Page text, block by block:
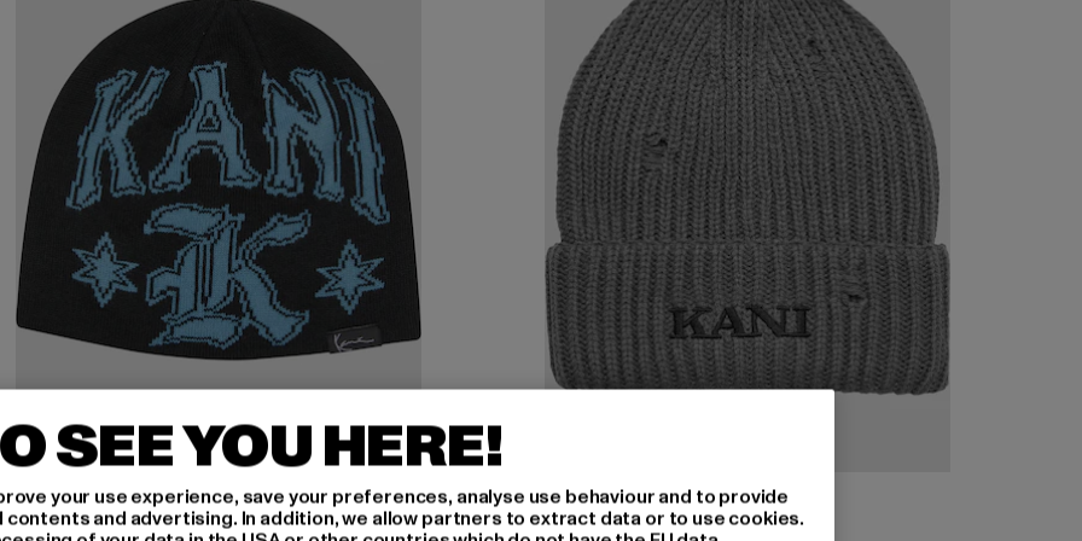
KARL KANI
Looplabel Scully
KARL KANI
Retro Distress Beanie
SEE YOU HERE!
your use experience, save your preferences, analyse use behaviour and to provide
and advertising. In addition, we allow partners to extract data or to use cookies.